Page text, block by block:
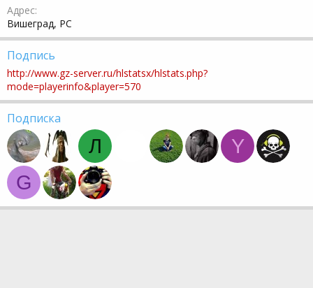
Адрес
Вишеград, РС
Подпись
http://www.gz-server.ru/hlstatsx/hlstats.php?
mode=playerinfo&player=570
Подписка
Л
Y
G